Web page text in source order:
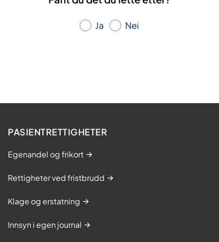
Ja Nei
PASIENTRETTIGHETER
Egenandel og frikort
Rettigheter ved fristbrudd
Klage og erstatning
Innsyn i egen journal